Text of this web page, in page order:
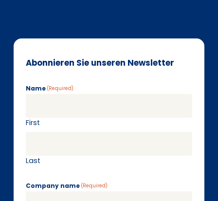
Abonnieren Sie unseren Newsletter
Name (Required)
First
Last
Company name (Required)